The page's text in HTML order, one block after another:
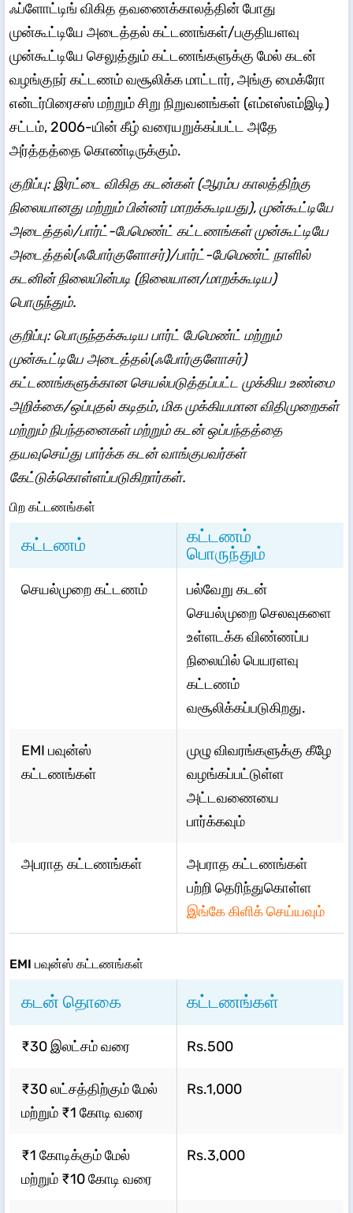
ஃப்ளோட்டிங் விகித தவணைக்காலத்தின் போது
முன்கூட்டியே அடைத்தல் கட்டணங்கள்/பகுதியளவு
முன்கூட்டியே செலுத்தும் கட்டணங்களுக்கு மேல் கடன்
வழங்குநர் கட்டணம் வசூலிக்க மாட்டார், அங்கு மைக்ரோ
என்டர்பிரைசஸ் மற்றும் சிறு நிறுவனங்கள் (எம்எஸ்எம்இடி)
சட்டம், 2006-யின் கீழ் வரையறுக்கப்பட்ட அதே
அர்த்தத்தை கொண்டிருக்கும்.
குறிப்பு: இரட்டை விகித கடன்கள் (ஆரம்ப காலத்திற்கு
நிலையானது மற்றும் பின்னர் மாறக்கூடியது), முன்கூட்டியே
அடைத்தல்/பார்ட்-பேமெண்ட் கட்டணங்கள் முன்கூட்டியே
அடைத்தல்(ஃபோர்குளோசர்)/பார்ட்-பேமெண்ட் நாளில்
கடனின் நிலையின்படி (நிலையான/மாறக்கூடிய)
பொருந்தும்.
குறிப்பு: பொருந்தக்கூடிய பார்ட் பேமெண்ட் மற்றும்
முன்கூட்டியே அடைத்தல்(ஃபோர்குளோசர்)
கட்டணங்களுக்கான செயல்படுத்தப்பட்ட முக்கிய உண்மை
அறிக்கை/ஒப்புதல் கடிதம், மிக முக்கியமான விதிமுறைகள்
மற்றும் நிபந்தனைகள் மற்றும் கடன் ஒப்பந்தத்தை
தயவுசெய்து பார்க்க கடன் வாங்குபவர்கள்
கேட்டுக்கொள்ளப்படுகிறார்கள்.
பிற கட்டணங்கள்
கட்டணம்
கட்டணம்
பொருந்தும்
செயல்முறை கட்டணம்
பல்வேறு கடன்
செயல்முறை செலவுகளை
உள்ளடக்க விண்ணப்ப
நிலையில் பெயரளவு
கட்டணம்
வசூலிக்கப்படுகிறது.
EMI பவுன்ஸ்
கட்டணங்கள்
முழு விவரங்களுக்கு கீழே
வழங்கப்பட்டுள்ள
அட்டவணையை
பார்க்கவும்
அபராத கட்டணங்கள்
அபராத கட்டணங்கள்
பற்றி தெரிந்துகொள்ள
இங்கே கிளிக் செய்யவும்
EMI பவுன்ஸ் கட்டணங்கள்
கடன் தொகை கட்டணங்கள்
₹30 இலட்சம் வரை Rs.500
₹30 லட்சத்திற்கும் மேல்
மற்றும் ₹1 கோடி வரை
Rs.1,000
₹1 கோடிக்கும் மேல்
மற்றும் ₹10 கோடி வரை
Rs.3,000